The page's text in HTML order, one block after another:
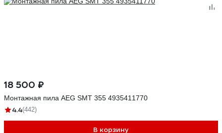
18 500 ₽
Монтажная пила AEG SMT 355 4935411770
4.4(442)
В корзину